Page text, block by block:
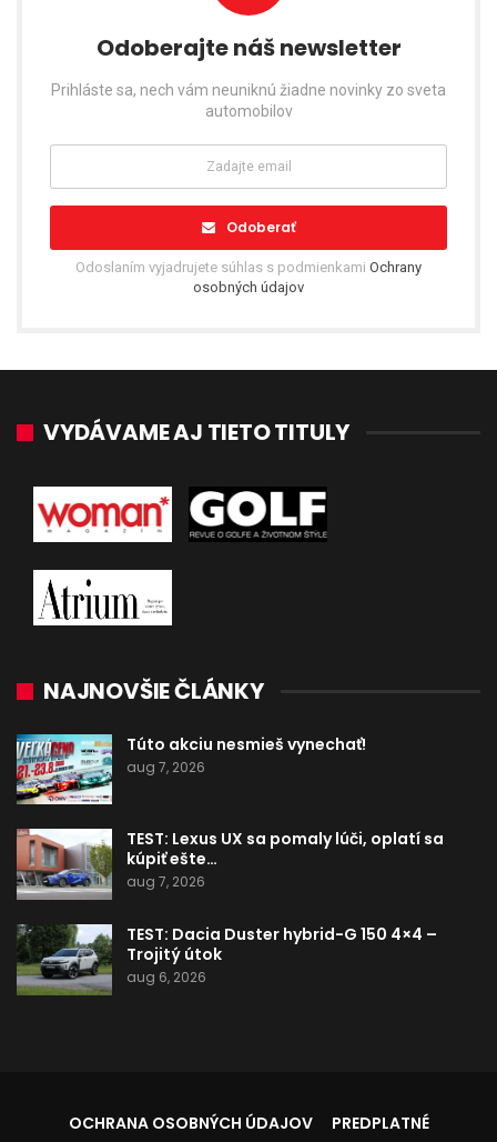
Odoberajte náš newsletter
Prihláste sa, nech vám neuniknú žiadne novinky zo sveta
automobilov
Odoberať
Odoslaním vyjadrujete súhlas s podmienkami Ochrany
osobných údajov
VYDÁVAME AJ TIETO TITULY
NAJNOVŠIE ČLÁNKY
Túto akciu nesmieš vynechať!
aug 7, 2026
TEST: Lexus UX sa pomaly lúči, oplatí sa
kúpiť ešte…
aug 7, 2026
TEST: Dacia Duster hybrid-G 150 4×4 –
Trojitý útok
aug 6, 2026
OCHRANA OSOBNÝCH ÚDAJOV PREDPLATNÉ